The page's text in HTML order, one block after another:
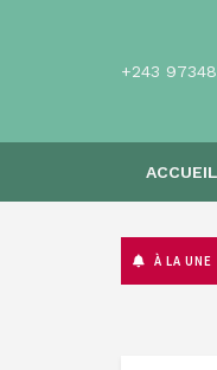
+243
ACCUEIL
À LA UNE